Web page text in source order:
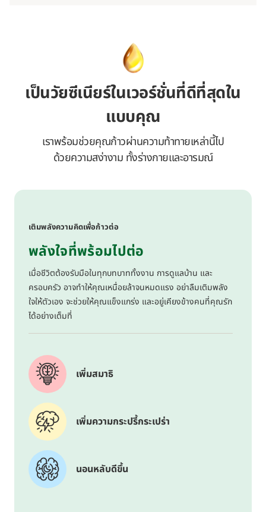
เป็นวัยซีเนียร์ในเวอร์ชั่นที่ดีที่สุดใน
แบบคุณ
เราพร้อมช่วยคุณก้าวผ่านความท้าทายเหล่านี้ไป
ด้วยความสง่างาม ทั้งร่างกายและอารมณ์
เติมพลังความคิดเพื่อก้าวต่อ
พลังใจที่พร้อมไปต่อ
เมื่อชีวิตต้องรับมือในทุกบทบาททั้งงาน การดูแลบ้าน และ
ครอบครัว อาจทำให้คุณเหนื่อยล้าจนหมดแรง อย่าลืมเติมพลัง
ใจให้ตัวเอง จะช่วยให้คุณแข็งแกร่ง และอยู่เคียงข้างคนที่คุณรัก
ได้อย่างเต็มที่
เพิ่มสมาธิ
เพิ่มความกระปรี้กระเปร่า
นอนหลับดีขึ้น